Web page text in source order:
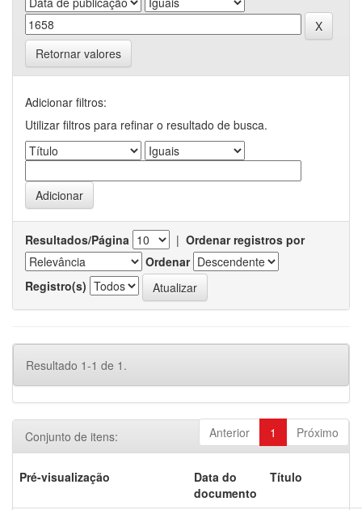
Retornar valores
Adicionar filtros:
Utilizar filtros para refinar o resultado de busca.
Resultados/Página | Ordenar registros por
Ordenar
Registro(s)
Resultado 1-1 de 1.
Anterior 1 Próximo
Conjunto de itens:
Pré-visualização
Data do
documento
Título